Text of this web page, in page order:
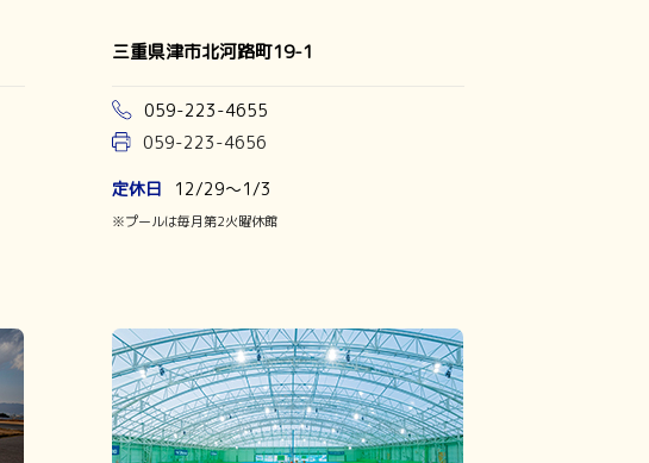
三重県津市北河路町19-1
059-223-4655
059-223-4656
定休日 12/29～1/3
※プールは毎月第2火曜休館